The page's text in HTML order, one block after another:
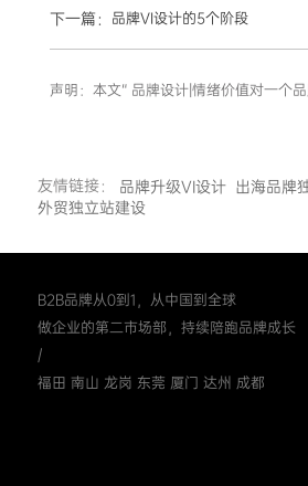
下一篇： 品牌VI设计的5个阶段
声明：本文“ 品牌设计|情绪价值对一个
友情链接： 品牌升级VI设计 出海品牌
外贸独立站建设
B2B品牌从0到1，从中国到全球
做企业的第二市场部，持续陪跑品牌成长
/
福田 南山 龙岗 东莞 厦门 达州 成都